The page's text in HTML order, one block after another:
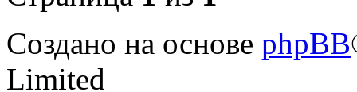
Создано на основе phpBB
Limited